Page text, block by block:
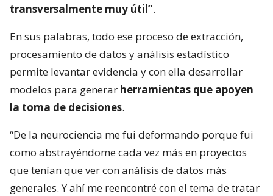
transversalmente muy útil”.
En sus palabras, todo ese proceso de extracción,
procesamiento de datos y análisis estadístico
permite levantar evidencia y con ella desarrollar
modelos para generar herramientas que apoyen
la toma de decisiones.
“De la neurociencia me fui deformando porque fui
como abstrayéndome cada vez más en proyectos
que tenían que ver con análisis de datos más
generales. Y ahí me reencontré con el tema de tratar